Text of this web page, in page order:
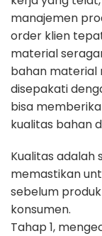
manajemen
order klien
material
bahan material
disepakati
bisa
kualitas bahan
Kualitas adalah
memastikan
sebelum
konsumen.
Tahap 1,